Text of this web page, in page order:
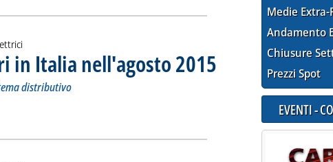
in Italia nell'agosto 2015 . Sottotitolo: Stime ufficiali sui
. Pubblicata mercoledì 16
distributivo
in Italia nell'agosto 2015'
Medie Extra-
Andamento
Chiusure
Prezzi Spot
EVENTI -